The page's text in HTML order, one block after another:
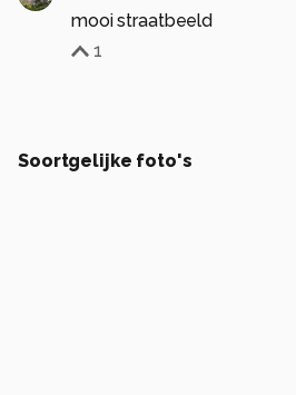
mooi straatbeeld
1
Soortgelijke foto's